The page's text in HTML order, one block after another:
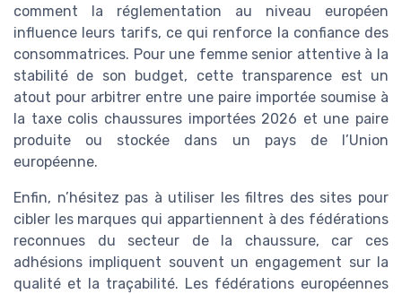
comment la réglementation au niveau européen
influence leurs tarifs, ce qui renforce la confiance des
consommatrices. Pour une femme senior attentive à la
stabilité de son budget, cette transparence est un
atout pour arbitrer entre une paire importée soumise à
la taxe colis chaussures importées 2026 et une paire
produite ou stockée dans un pays de l’Union
européenne.
Enfin, n’hésitez pas à utiliser les filtres des sites pour
cibler les marques qui appartiennent à des fédérations
reconnues du secteur de la chaussure, car ces
adhésions impliquent souvent un engagement sur la
qualité et la traçabilité. Les fédérations européennes